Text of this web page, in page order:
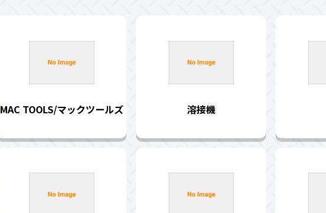
MAC TOOLS/マックツールズ 溶接機